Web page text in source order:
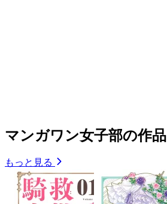
マンガワン女子部の作品
もっと見る